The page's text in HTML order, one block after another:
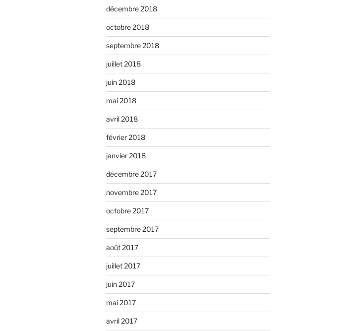
décembre 2018
octobre 2018
septembre 2018
juillet 2018
juin 2018
mai 2018
avril 2018
février 2018
janvier 2018
décembre 2017
novembre 2017
octobre 2017
septembre 2017
août 2017
juillet 2017
juin 2017
mai 2017
avril 2017